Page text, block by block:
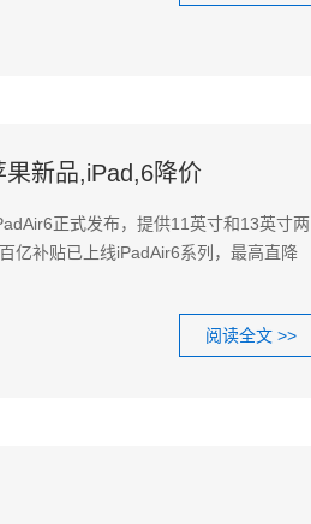
新品,iPad,6降价
正式发布，提供11英寸和13英寸两
亿补贴已上线iPadAir6系列，最高直降
阅读全文 >>